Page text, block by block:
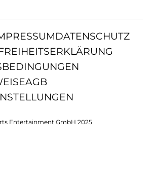
DATENSCHUTZ
AGB
Entertainment GmbH 2025